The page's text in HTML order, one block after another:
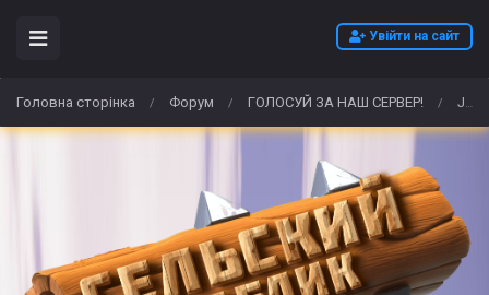
Увійти на сайт
Головна сторінка / Форум / ГОЛОСУЙ ЗА НАШ СЕРВЕР! / Je souhaite acheter de l'Alpha PVP (Flakka) en ligne sans ordonnance en France.